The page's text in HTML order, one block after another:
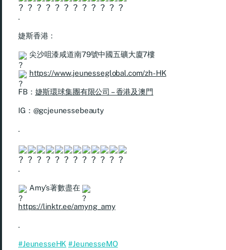
.
婕斯香港：
尖沙咀漆咸道南79號中國五礦大廈7樓
https://www.jeunesseglobal.com/zh-HK
FB： 婕斯環球集團有限公司 – 香港及澳門
IG：@gcjeunessebeauty
.
.
Amy’s著數盡在
https://linktr.ee/amyng_amy
.
#JeunesseHK #JeunesseMO